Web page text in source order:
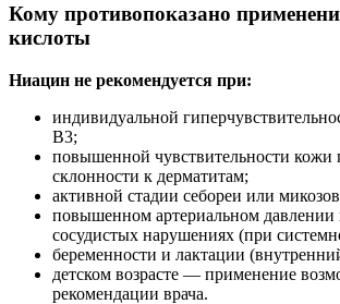
Кому противопоказано
кислоты
Ниацин не рекомендуется при:
индивидуальной
B3;
повышенной чувствительности кожи
склонности к дерматитам;
активной стадии себореи или
повышенном артериальном давлении
сосудистых нарушениях (при
беременности и лактации
детском возрасте — применение
рекомендации врача.